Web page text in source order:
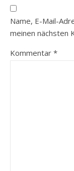
Name, E-Mail-
meinen nächsten
Kommentar *